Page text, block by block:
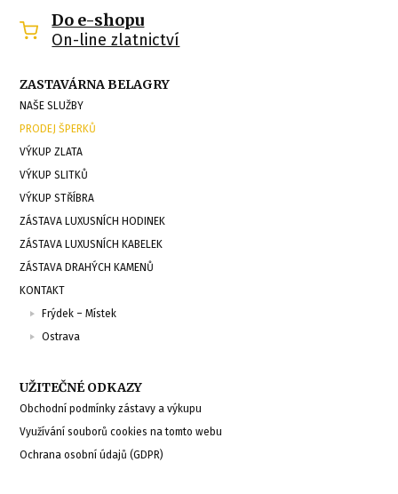
Do e-shopu
On-line zlatnictví
ZASTAVÁRNA BELAGRY
NAŠE SLUŽBY
PRODEJ ŠPERKŮ
VÝKUP ZLATA
VÝKUP SLITKŮ
VÝKUP STŘÍBRA
ZÁSTAVA LUXUSNÍCH HODINEK
ZÁSTAVA LUXUSNÍCH KABELEK
ZÁSTAVA DRAHÝCH KAMENŮ
KONTAKT
Frýdek – Místek
Ostrava
UŽITEČNÉ ODKAZY
Obchodní podmínky zástavy a výkupu
Využívání souborů cookies na tomto webu
Ochrana osobní údajů (GDPR)